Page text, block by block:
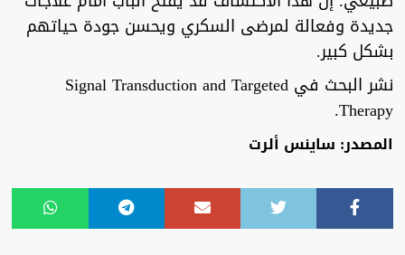
جديدة وفعالة لمرضى السكري ويحسن جودة حياتهم
بشكل كبير.
نشر البحث في Signal Transduction and Targeted
Therapy.
المصدر: ساينس ألرت